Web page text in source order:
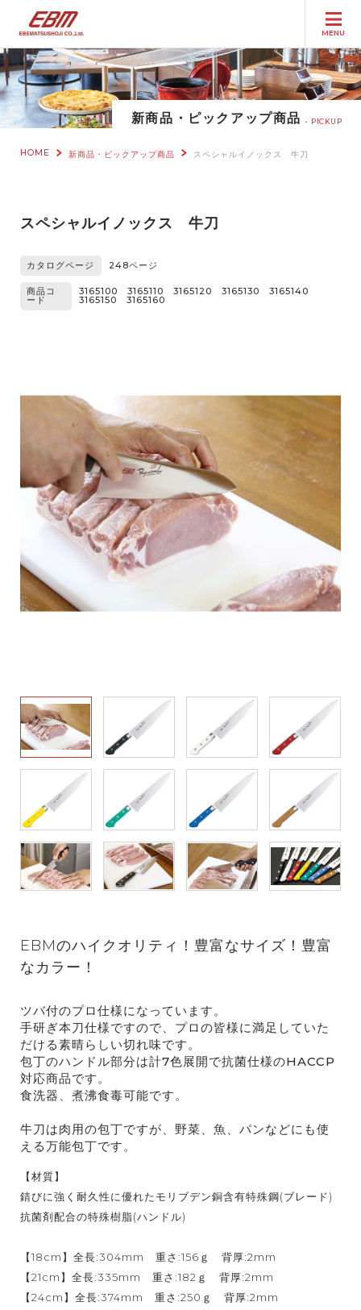
MENU
新商品・ピックアップ商品 PICKUP
HOME 新商品・ピックアップ商品 スペシャルイノックス 牛刀
スペシャルイノックス 牛刀
カタログページ 248ページ
商品コ
ード
3165100 3165110 3165120 3165130 3165140
3165150 3165160
EBMのハイクオリティ！豊富なサイズ！豊富
なカラー！
ツバ付のプロ仕様になっています。
手研ぎ本刀仕様ですので、プロの皆様に満足していた
だける素晴らしい切れ味です。
包丁のハンドル部分は計7色展開で抗菌仕様のHACCP
対応商品です。
食洗器、煮沸食毒可能です。
牛刀は肉用の包丁ですが、野菜、魚、パンなどにも使
える万能包丁です。
【材質】
錆びに強く耐久性に優れたモリブデン銅含有特殊鋼(ブレード)
抗菌剤配合の特殊樹脂(ハンドル)
【18cm】全長:304mm 重さ:156ｇ 背厚:2mm
【21cm】全長:335mm 重さ:182ｇ 背厚:2mm
【24cm】全長:374mm 重さ:250ｇ 背厚:2mm